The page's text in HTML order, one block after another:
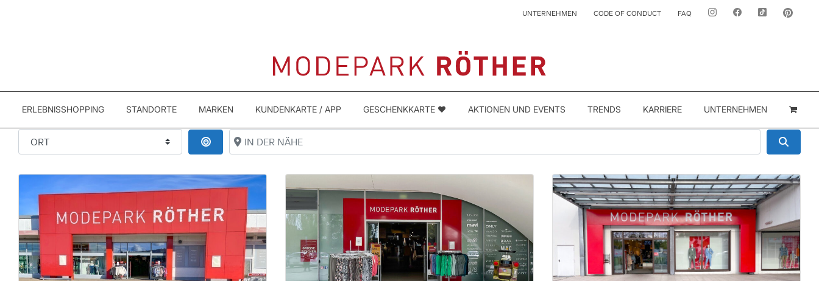
UNTERNEHMEN CODE OF CONDUCT FAQ
ERLEBNISSHOPPING STANDORTE MARKEN KUNDENKARTE / APP GESCHENKKARTE ❤️ AKTIONEN UND EVENTS TRENDS KARRIERE UNTERNEHMEN
ORT IN DER NÄHE SUCHEN
IN DER NÄHE